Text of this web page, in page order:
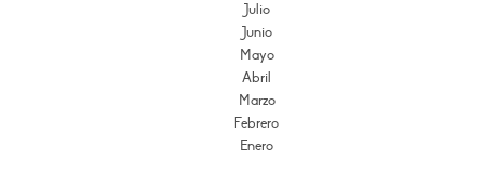
Julio
Junio
Mayo
Abril
Marzo
Febrero
Enero